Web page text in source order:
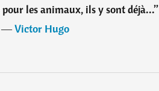
les animaux, ils y sont déjà...”
―Victor Hugo